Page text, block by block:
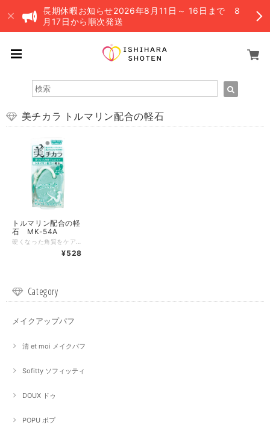
長期休暇お知らせ2026年8月11日～ 16日まで 8
月17日から順次発送
美チカラ トルマリン配合の軽石
トルマリン配合の軽
石 MK-54A
¥528
Category
メイクアップパフ
清 et moi メイクパフ
Sofitty ソフィッティ
DOUX ドゥ
POPU ポプ